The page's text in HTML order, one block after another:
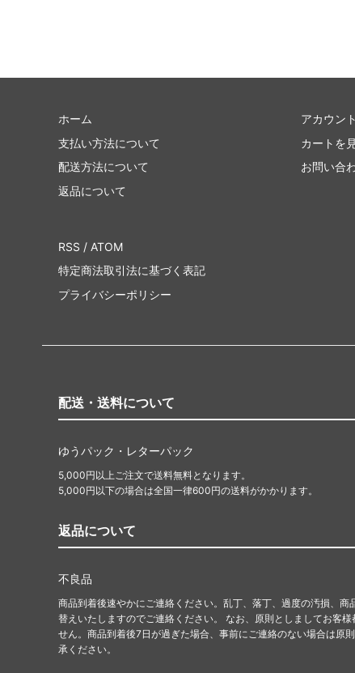
ホーム
支払い方法について
配送方法について
返品について
アカウント
カートを
お問い合
RSS / ATOM
特定商法取引法に基づく表記
プライバシーポリシー
配送・送料について
ゆうパック・レターパック
5,000円以上ご注文で送料無料となります。
5,000円以下の場合は全国一律600円の送料がかかります。
返品について
不良品
商品到着後速やかにご連絡ください。乱丁、落丁、過度の汚損、商
替えいたしますのでご連絡ください。 なお、原則としましてお客
せん。商品到着後7日が過ぎた場合、事前にご連絡のない場合は原
承ください。